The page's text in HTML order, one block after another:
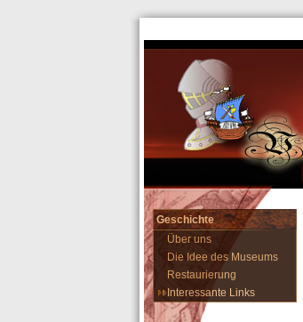
Geschichte
Über uns
Die Idee des Museums
Restaurierung
Interessante Links